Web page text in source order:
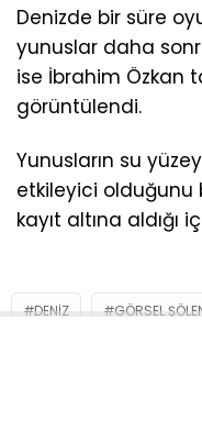
Denizde bir süre
yunuslar daha
ise İbrahim Özkan
görüntülendi.
Yunusların su
etkileyici olduğunu
kayıt altına
DENIZ GÖRSEL